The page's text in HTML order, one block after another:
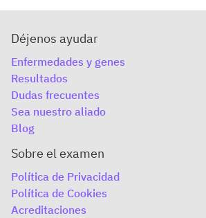
Déjenos ayudar
Enfermedades y genes
Resultados
Dudas frecuentes
Sea nuestro aliado
Blog
Sobre el examen
Política de Privacidad
Política de Cookies
Acreditaciones